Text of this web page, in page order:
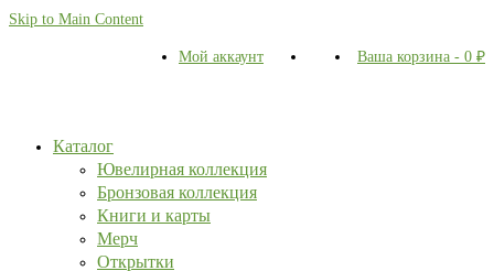
Skip to Main Content
Мой аккаунт Ваша корзина - 0 ₽
Каталог
Ювелирная коллекция
Бронзовая коллекция
Книги и карты
Мерч
Открытки